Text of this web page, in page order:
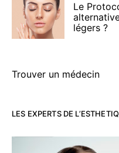
Le
légers ?
Trouver un médecin
LES EXPERTS DE